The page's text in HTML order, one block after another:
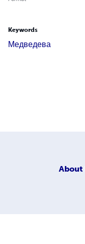
Keywords
Медведева
About